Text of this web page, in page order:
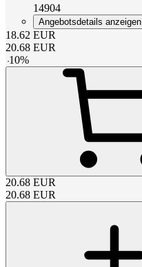
14904
Angebotsdetails anzeigen
18.62 EUR
20.68 EUR
-10%
20.68 EUR
20.68 EUR